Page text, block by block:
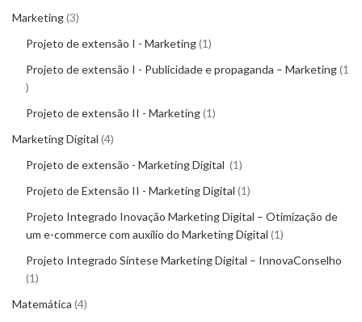
Marketing 3
Projeto de extensão I - Marketing 1
Projeto de extensão I - Publicidade e propaganda – Marketing 1
Projeto de extensão II - Marketing 1
Marketing Digital 4
Projeto de extensão - Marketing Digital
1
Projeto de Extensão II - Marketing Digital 1
Projeto Integrado Inovação Marketing Digital – Otimização de
um e-commerce com auxílio do Marketing Digital 1
Projeto Integrado Síntese Marketing Digital – InnovaConselho
1
Matemática 4